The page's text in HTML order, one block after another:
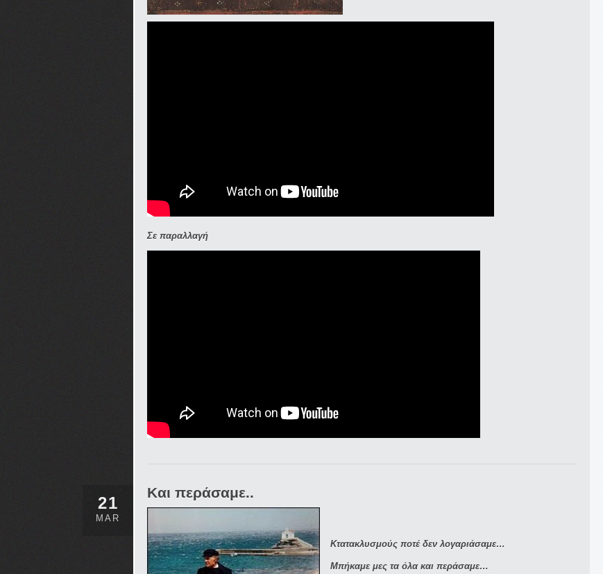
Σε παραλλαγή
21
MAR
Και περάσαμε..
Κτατακλυσμούς ποτέ δεν λογαριάσαμε…
Μπήκαμε μες τα όλα και περάσαμε…